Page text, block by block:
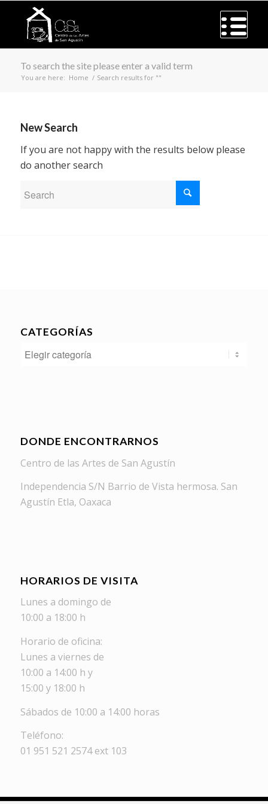
To search the site please enter a valid term
You are here: Home / Search results for ""
New Search
If you are not happy with the results below please
do another search
CATEGORÍAS
Categorías
DONDE ENCONTRARNOS
Centro de las Artes de San Agustín
Independencia S/N Barrio de Vista hermosa. San
Agustín Etla, Oaxaca
HORARIOS DE VISITA
Lunes a domingo de
10:00 a 18:00 h
Horario de oficina:
Lunes a viernes de
10:00 a 14:00 h y
15:00 y 18:00 h
Sábados de 10:00 a 14:00 horas
Teléfono:
01 951 521 2574 ext 103